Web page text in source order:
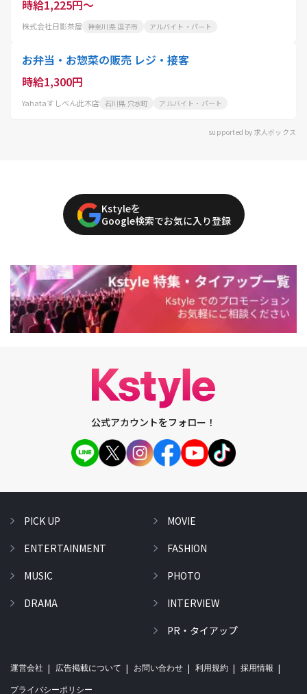
時給1,225円～
株式会社日影茶屋 神奈川県 逗子市 アルバイト・パート
お弁当・お惣菜の販売 レジ・接客
時給1,300円
Yahataすしべん此木店 石川県 穴水町 アルバイト・パート
supported by 求人ボックス
Kstyleを
Google検索でお気に入り登録
公式アカウントをフォロー！
PICK UP
ENTERTAINMENT
MUSIC
DRAMA
MOVIE
FASHION
PHOTO
INTERVIEW
PR・タイアップ
運営会社 広告掲載について お問い合わせ 利用規約 採用情報
プライバシーポリシー